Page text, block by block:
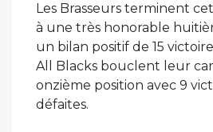
Les Brasseurs terminent
à une très honorable
un bilan positif de 15
All Blacks bouclent leur
onzième position avec 9
défaites.